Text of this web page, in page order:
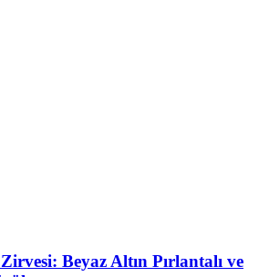
Zirvesi: Beyaz Altın Pırlantalı ve